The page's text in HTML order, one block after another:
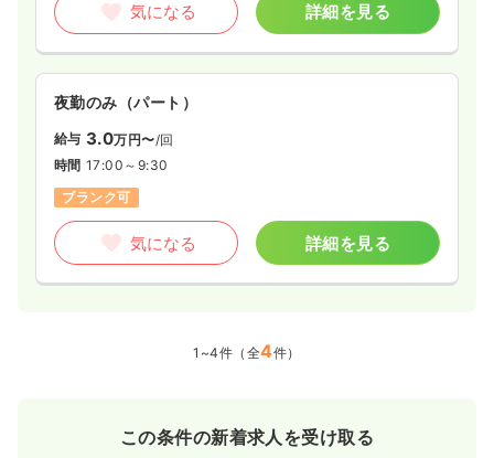
気になる 詳細を見る
夜勤のみ（パート）
給与 3.0万円〜/回
時間 17:00～9:30
ブランク可
気になる 詳細を見る
1~4件（全4件）
この条件の新着求人を受け取る